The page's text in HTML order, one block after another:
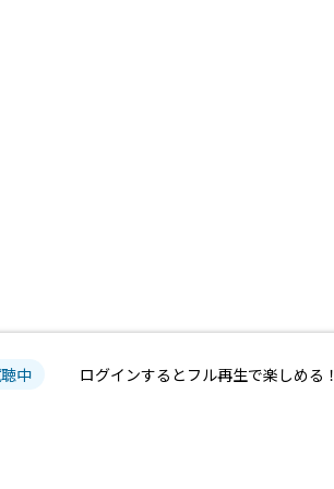
中 ログインするとフル再生で楽しめる！